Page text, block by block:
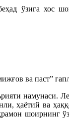
ўзига хос
ва паст”
намунаси.
ҳаётий ва
шоирнинг